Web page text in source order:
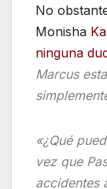
No
Monisha
ninguna
Marcus
«¿Qué
vez que
accidentes